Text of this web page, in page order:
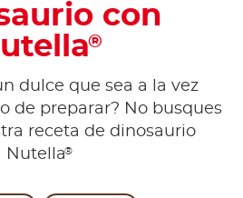
con
®
dulce que sea a la vez
de preparar? No busques
receta de dinosaurio
Nutella®